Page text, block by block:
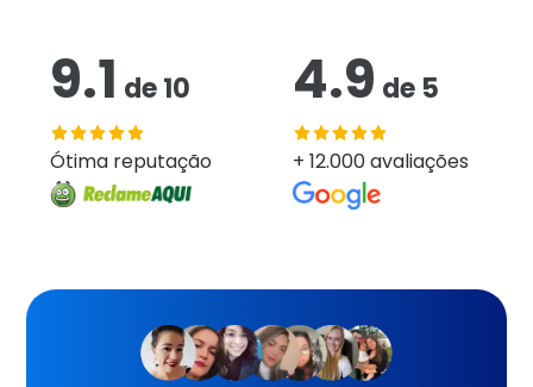
9.1 de10
Ótima reputação
4.9 de 5
+ 12.000 avaliações